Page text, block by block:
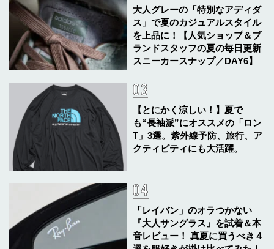
大人グレーの「特別なアディダ
ス」で夏のカジュアルスタイル
を上品に！【人気ショップ＆ブ
ランドスタッフの夏の毎日更新
スニーカースナップ／DAY6】
【とにかく涼しい！】夏で
も“長袖派”にオススメの「ロン
T」3選。紫外線予防、旅行、ア
クティビティにも大活躍。
「レイバン」のオラつかない
『大人サングラス』を試着＆本
音レビュー！ 真夏に買うべき４